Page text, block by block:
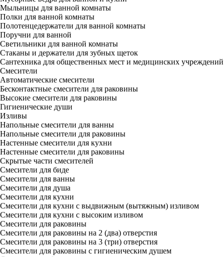
Мыльницы для ванной комнаты
Полки для ванной комнаты
Полотенцедержатели для ванной комнаты
Поручни для ванной
Светильники для ванной комнаты
Стаканы и держатели для зубных щеток
Сантехника для общественных мест и медицинских учреждений
Смесители
Автоматические смесители
Бесконтактные смесители для раковины
Высокие смесители для раковины
Гигиенические души
Изливы
Напольные смесители для ванны
Напольные смесители для раковины
Настенные смесители для кухни
Настенные смесители для раковины
Скрытые части смесителей
Смесители для биде
Смесители для ванны
Смесители для душа
Смесители для кухни
Смесители для кухни с выдвижным (вытяжным) изливом
Смесители для кухни с высоким изливом
Смесители для раковины
Смесители для раковины на 2 (два) отверстия
Смесители для раковины на 3 (три) отверстия
Смесители для раковины с гигиеническим душем